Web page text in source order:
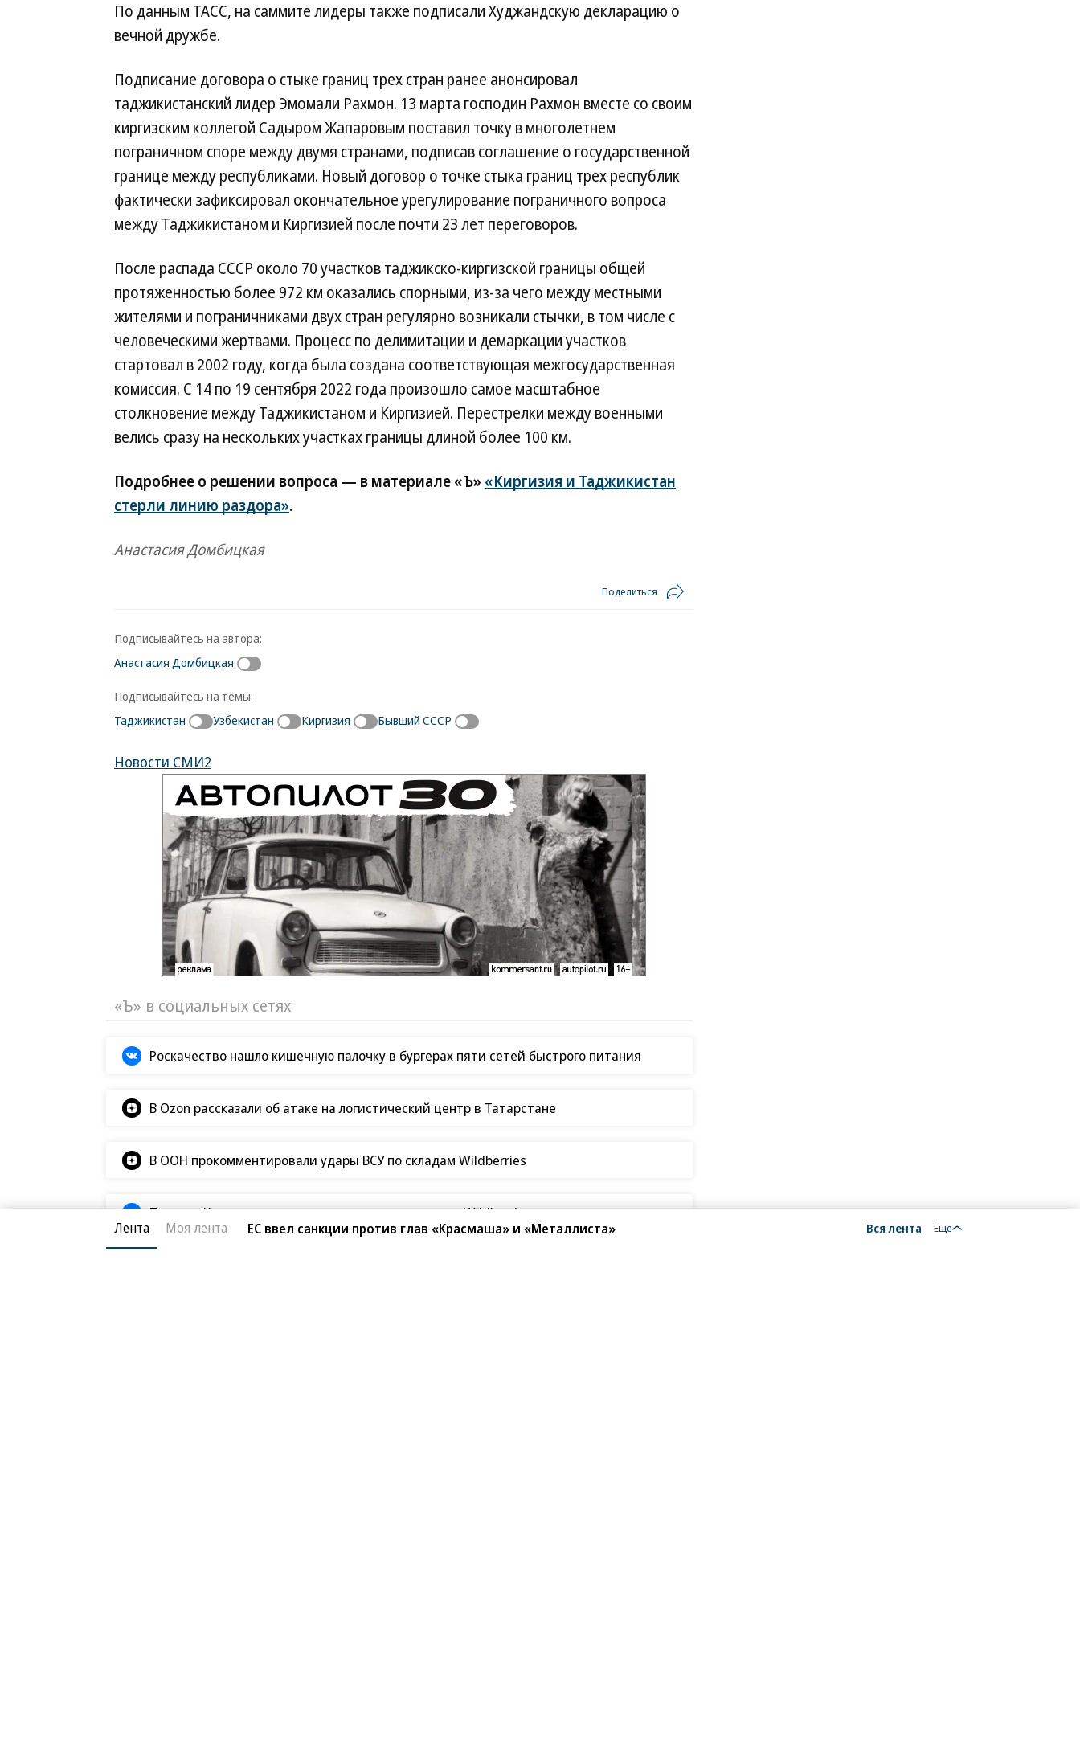
По данным ТАСС, на саммите лидеры также подписали Худжандскую декларацию о
вечной дружбе.
Подписание договора о стыке границ трех стран ранее анонсировал
таджикистанский лидер Эмомали Рахмон. 13 марта господин Рахмон вместе со своим
киргизским коллегой Садыром Жапаровым поставил точку в многолетнем
пограничном споре между двумя странами, подписав соглашение о государственной
границе между республиками. Новый договор о точке стыка границ трех республик
фактически зафиксировал окончательное урегулирование пограничного вопроса
между Таджикистаном и Киргизией после почти 23 лет переговоров.
После распада СССР около 70 участков таджикско-киргизской границы общей
протяженностью более 972 км оказались спорными, из-за чего между местными
жителями и пограничниками двух стран регулярно возникали стычки, в том числе с
человеческими жертвами. Процесс по делимитации и демаркации участков
стартовал в 2002 году, когда была создана соответствующая межгосударственная
комиссия. С 14 по 19 сентября 2022 года произошло самое масштабное
столкновение между Таджикистаном и Киргизией. Перестрелки между военными
велись сразу на нескольких участках границы длиной более 100 км.
Подробнее о решении вопроса — в материале «Ъ» «Киргизия и Таджикистан
стерли линию раздора».
Анастасия Домбицкая
Поделиться
Подписывайтесь на автора:
Анастасия Домбицкая
Подписывайтесь на темы:
Таджикистан
Узбекистан Киргизия Бывший СССР
Новости СМИ2
«Ъ» в социальных сетях
Роскачество нашло кишечную палочку в бургерах пяти сетей быстрого питания
В Ozon рассказали об атаке на логистический центр в Татарстане
В ООН прокомментировали удары ВСУ по складам Wildberries
Татьяна Ким прокомментировала атаки на склады Wildberries
Лента Моя лента ЕС ввел санкции против глав «Красмаша» и «Металлиста» Вся лента Еще